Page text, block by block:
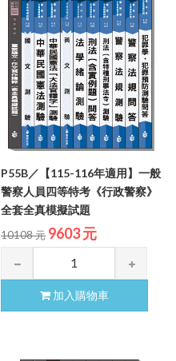
P55B／【115-116年適用】一般
警察人員四等特考《行政警察》
全套全真模擬試題
10108 元 9603 元
加入購物車